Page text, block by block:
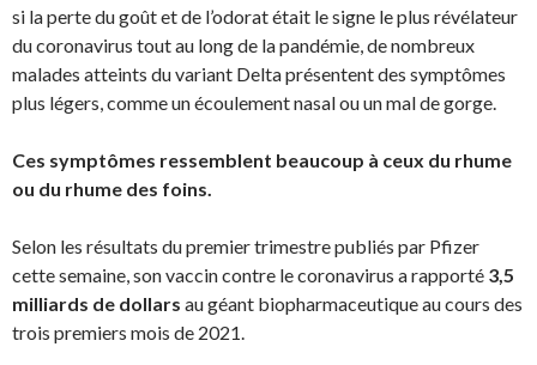
si la perte du goût et de l’odorat était le signe le plus révélateur
du coronavirus tout au long de la pandémie, de nombreux
malades atteints du variant Delta présentent des symptômes
plus légers, comme un écoulement nasal ou un mal de gorge.
Ces symptômes ressemblent beaucoup à ceux du rhume
ou du rhume des foins.
Selon les résultats du premier trimestre publiés par Pfizer
cette semaine, son vaccin contre le coronavirus a rapporté 3,5
milliards de dollars au géant biopharmaceutique au cours des
trois premiers mois de 2021.